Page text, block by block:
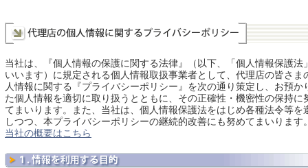
当社は、『個人情報の保護に関する法律』（以下、「個人情報保護法
いいます）に規定される個人情報取扱事業者として、代理店の皆さま
人情報に関する『プライバシーポリシー』を次の通り策定し、お預か
た個人情報を適切に取り扱うとともに、その正確性・機密性の保持に
てまいります。また、当社は、個人情報保護法をはじめ各種法令等を
しつつ、本プライバシーポリシーの継続的改善にも努めてまいります
当社の概要はこちら